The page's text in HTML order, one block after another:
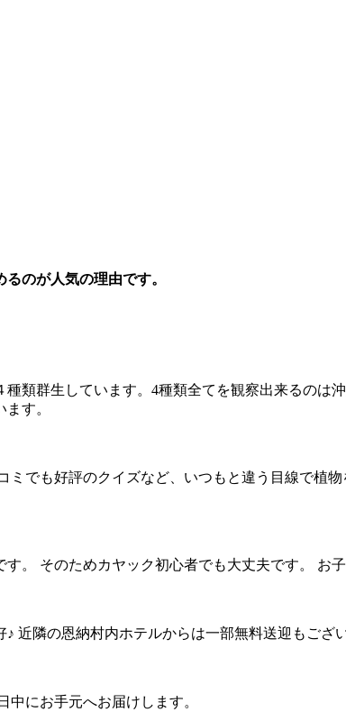
のが人気の理由です。
類群生しています。4種類全てを観察出来るのは
す。
でも好評のクイズなど、いつもと違う目線で植
。 そのためカヤック初心者でも大丈夫です。 お
近隣の恩納村内ホテルからは一部無料送迎もござ
にお手元へお届けします。